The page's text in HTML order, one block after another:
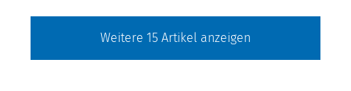
Weitere 15 Artikel anzeigen